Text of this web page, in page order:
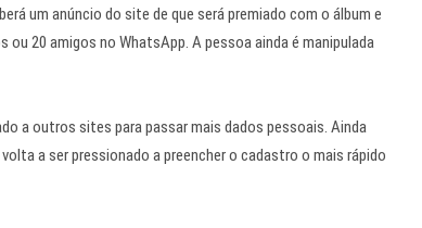
um anúncio do site de que será premiado com o álbum e
20 amigos no WhatsApp. A pessoa ainda é manipulada
a outros sites para passar mais dados pessoais. Ainda
a ser pressionado a preencher o cadastro o mais rápido